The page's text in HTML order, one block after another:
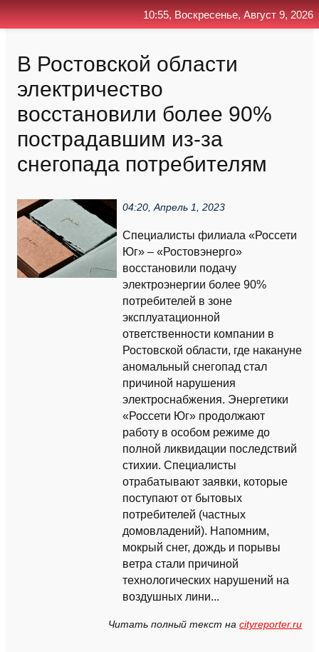
В Ростовской области
электричество
восстановили более 90%
пострадавшим из-за
снегопада потребителям
04:20, Апрель 1, 2023
Специалисты филиала «Россети
Юг» – «Ростовэнерго»
восстановили подачу
электроэнергии более 90%
потребителей в зоне
эксплуатационной
ответственности компании в
Ростовской области, где накануне
аномальный снегопад стал
причиной нарушения
электроснабжения. Энергетики
«Россети Юг» продолжают
работу в особом режиме до
полной ликвидации последствий
стихии. Специалисты
отрабатывают заявки, которые
поступают от бытовых
потребителей (частных
домовладений). Напомним,
мокрый снег, дождь и порывы
ветра стали причиной
технологических нарушений на
воздушных лини...
Читать полный текст на cityreporter.ru
10:55, Воскресенье, Август 9, 2026